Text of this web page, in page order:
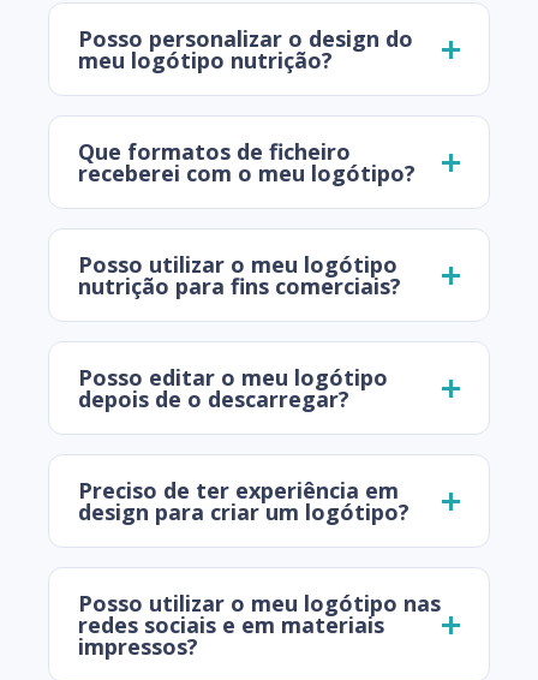
Posso personalizar o design do
meu logótipo nutrição?
Que formatos de ficheiro
receberei com o meu logótipo?
Posso utilizar o meu logótipo
nutrição para fins comerciais?
Posso editar o meu logótipo
depois de o descarregar?
Preciso de ter experiência em
design para criar um logótipo?
Posso utilizar o meu logótipo nas
redes sociais e em materiais
impressos?